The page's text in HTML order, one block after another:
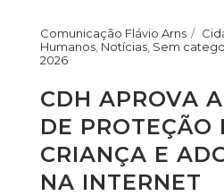
Comunicação Flávio Arns
Humanos Notícias Sem
2026
CDH APROVA
DE PROTEÇÃO
CRIANÇA E
NA INTERNET